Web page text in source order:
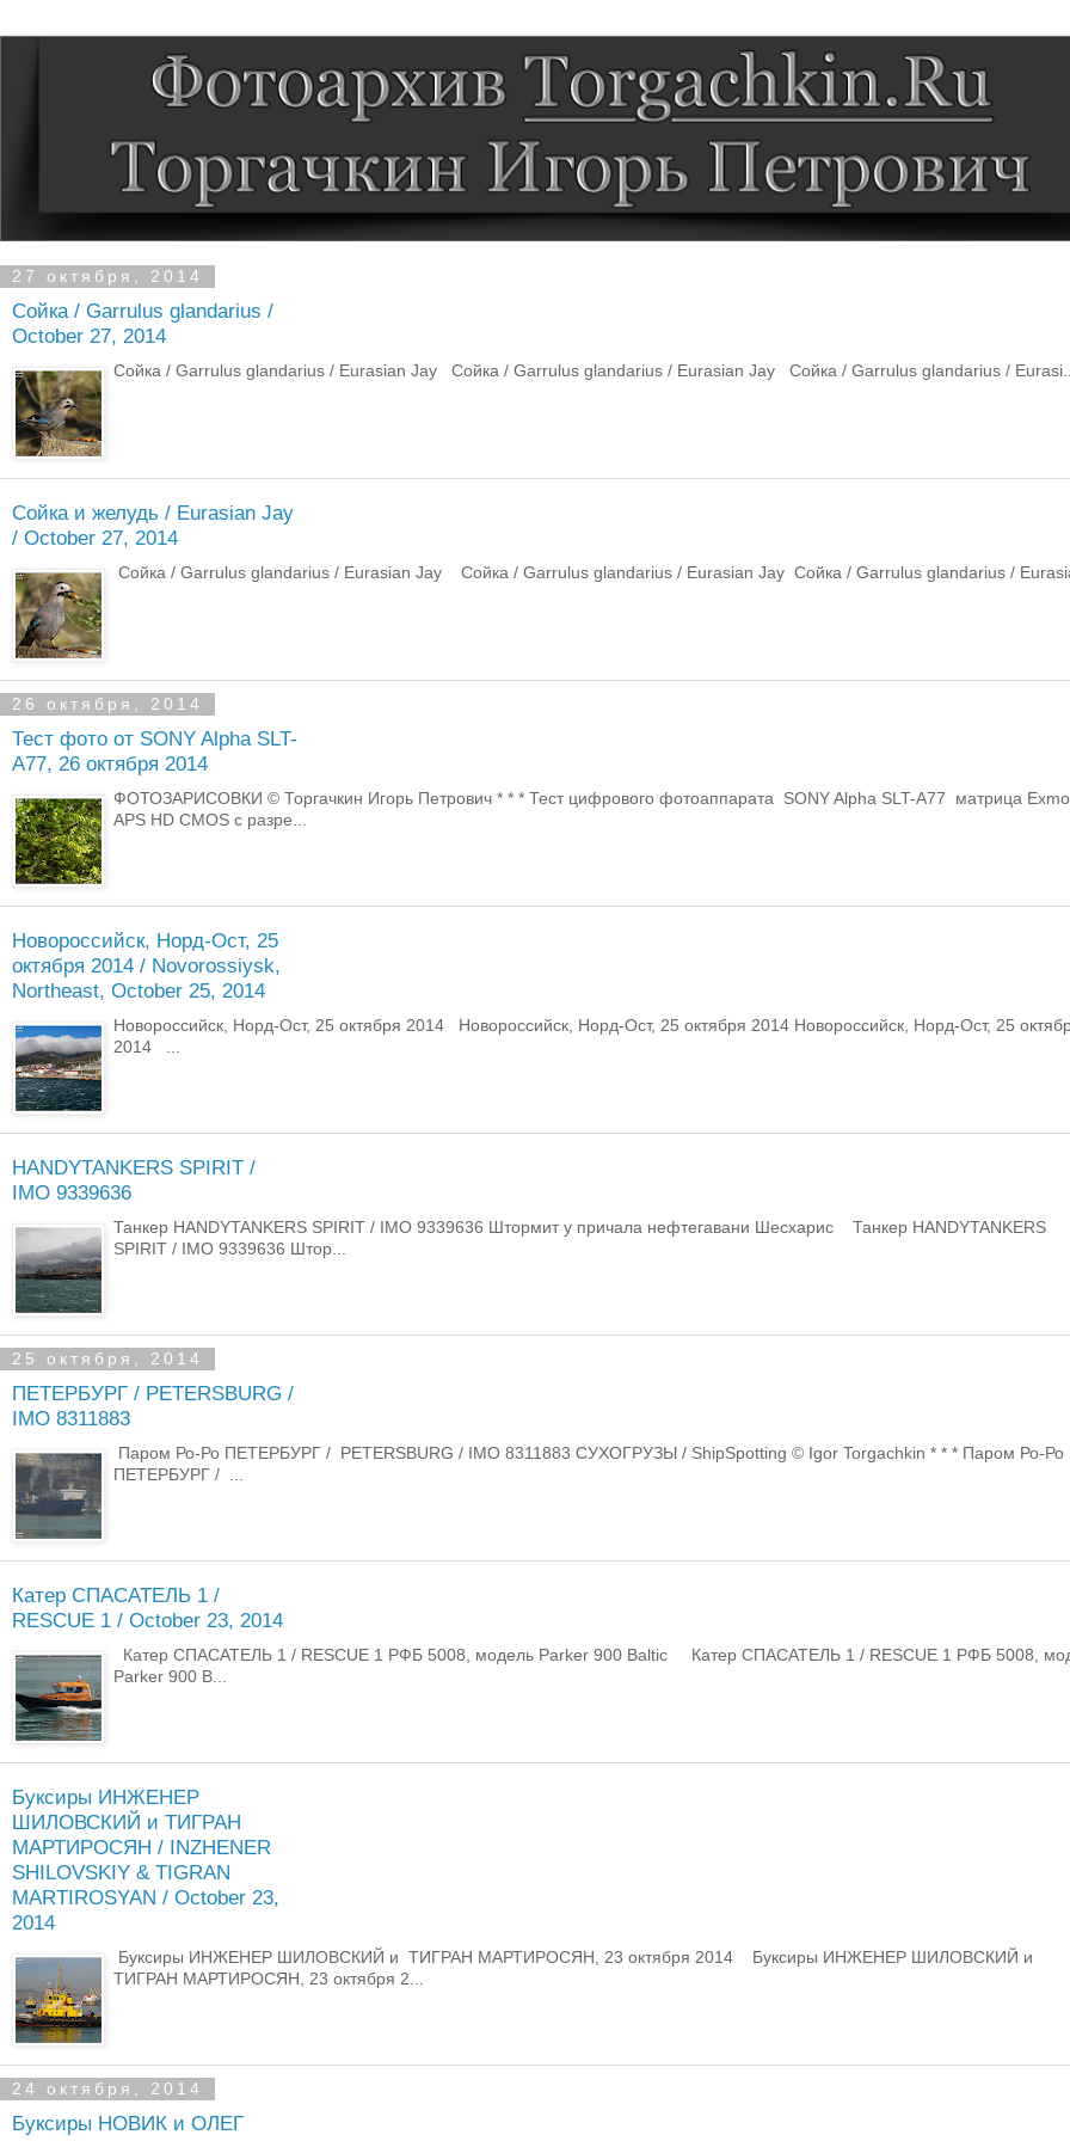
27 октября, 2014
Сойка / Garrulus glandarius /
October 27, 2014
Сойка / Garrulus glandarius / Eurasian Jay Сойка / Garrulus glandarius / Eurasian Jay Сойка / Garrulus glandarius /
Сойка и желудь / Eurasian Jay
/ October 27, 2014
Сойка / Garrulus glandarius / Eurasian Jay Сойка / Garrulus glandarius / Eurasian Jay Сойка / Garrulus glandarius /
26 октября, 2014
Тест фото от SONY Alpha SLT-
A77, 26 октября 2014
ФОТОЗАРИСОВКИ © Торгачкин Игорь Петрович * * * Тест цифрового фотоаппарата SONY Alpha SLT-A77 матрица
APS HD CMOS с разре...
Новороссийск, Норд-Ост, 25
октября 2014 / Novorossiysk,
Northeast, October 25, 2014
Новороссийск, Норд-Ост, 25 октября 2014 Новороссийск, Норд-Ост, 25 октября 2014 Новороссийск, Норд-Ост, 25
2014 ...
HANDYTANKERS SPIRIT /
IMO 9339636
Танкер HANDYTANKERS SPIRIT / IMO 9339636 Штормит у причала нефтегавани Шесхарис Танкер HANDYTANKERS
SPIRIT / IMO 9339636 Штор...
25 октября, 2014
ПЕТЕРБУРГ / PETERSBURG /
IMO 8311883
Паром Ро-Ро ПЕТЕРБУРГ / PETERSBURG / IMO 8311883 СУХОГРУЗЫ / ShipSpotting © Igor Torgachkin * * * Паром Ро-Ро
ПЕТЕРБУРГ / ...
Катер СПАСАТЕЛЬ 1 /
RESCUE 1 / October 23, 2014
Катер СПАСАТЕЛЬ 1 / RESCUE 1 РФБ 5008, модель Parker 900 Baltic Катер СПАСАТЕЛЬ 1 / RESCUE 1 РФБ 5008,
Parker 900 B...
Буксиры ИНЖЕНЕР
ШИЛОВСКИЙ и ТИГРАН
МАРТИРОСЯН / INZHENER
SHILOVSKIY & TIGRAN
MARTIROSYAN / October 23,
2014
Буксиры ИНЖЕНЕР ШИЛОВСКИЙ и ТИГРАН МАРТИРОСЯН, 23 октября 2014 Буксиры ИНЖЕНЕР ШИЛОВСКИЙ и
ТИГРАН МАРТИРОСЯН, 23 октября 2...
24 октября, 2014
Буксиры НОВИК и ОЛЕГ